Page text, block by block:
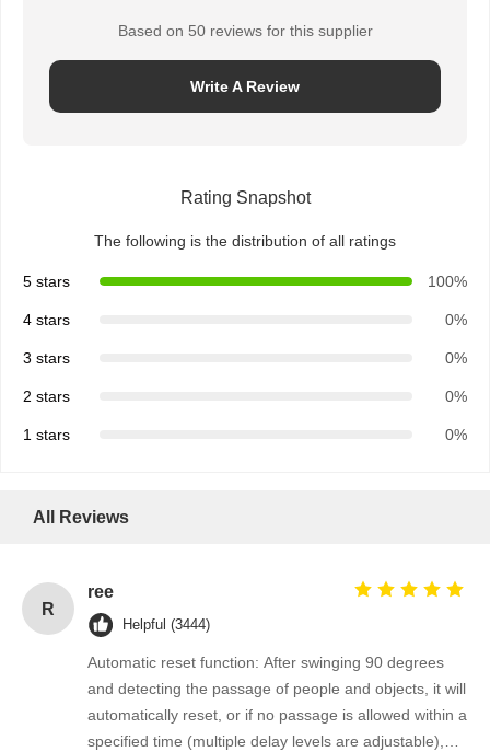
Based on 50 reviews for this supplier
Write A Review
Rating Snapshot
The following is the distribution of all ratings
5 stars 100%
4 stars 0%
3 stars 0%
2 stars 0%
1 stars 0%
All Reviews
R
ree
Helpful (3444)
Automatic reset function: After swinging 90 degrees
and detecting the passage of people and objects, it will
automatically reset, or if no passage is allowed within a
specified time (multiple delay levels are adjustable),